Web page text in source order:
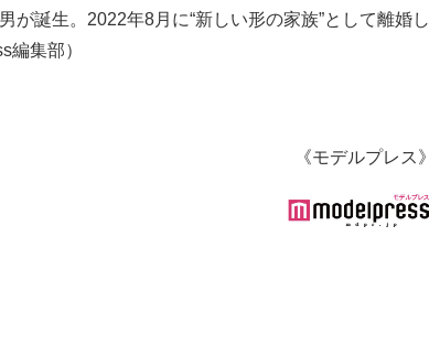
誕生。2022年8月に“新しい形の家族”として離婚し
集部）
《モデルプレス》